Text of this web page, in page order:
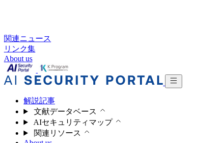
関連ニュース
リンク集
About us
解説記事
文献データベース
AIセキュリティマップ
関連リソース